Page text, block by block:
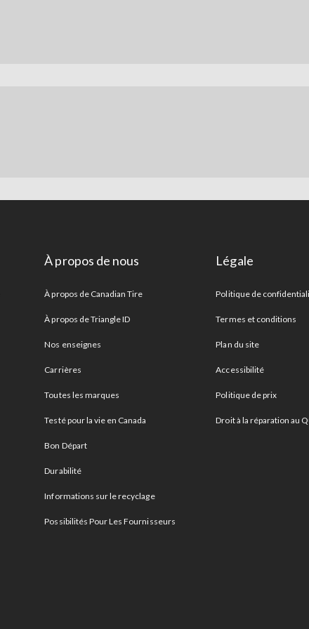
À propos de nous
À propos de Canadian Tire
À propos de Triangle ID
Nos enseignes
Carrières
Toutes les marques
Testé pour la vie en Canada
Bon Départ
Durabilité
Informations sur le recyclage
Possibilités Pour Les Fournisseurs
Légale
Politique de
Termes et conditions
Plan du site
Accessibilité
Politique de prix
Droit à la réparation au